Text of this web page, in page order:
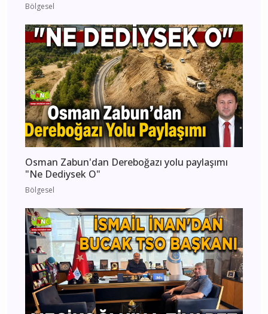
Bölgesel
Osman Zabun'dan Dereboğazı yolu paylaşımı
"Ne Dediysek O"
Bölgesel